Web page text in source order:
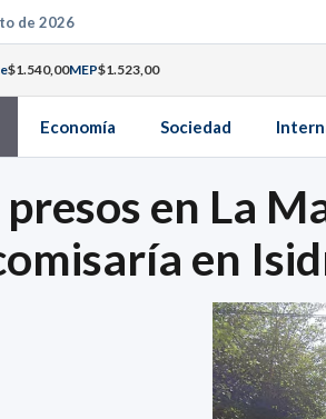
de 2026
$1.540,00MEP$1.523,00
Economía Sociedad
presos en La
en